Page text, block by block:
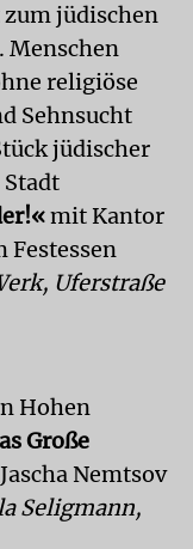
zum jüdischen
Menschen
religiöse
Sehnsucht
jüdischer
mit Kantor
Festessen
Uferstraße
Hohen
Große
Nemtsov
Seligmann,